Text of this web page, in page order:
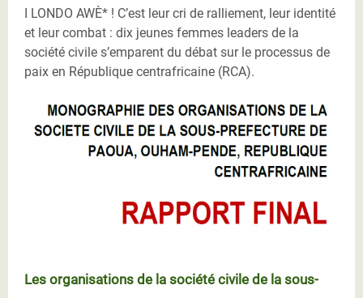
I LONDO AWÈ* ! C’est leur cri de ralliement, leur identité
et leur combat : dix jeunes femmes leaders de la
société civile s’emparent du débat sur le processus de
paix en République centrafricaine (RCA).
Les organisations de la société civile de la sous-